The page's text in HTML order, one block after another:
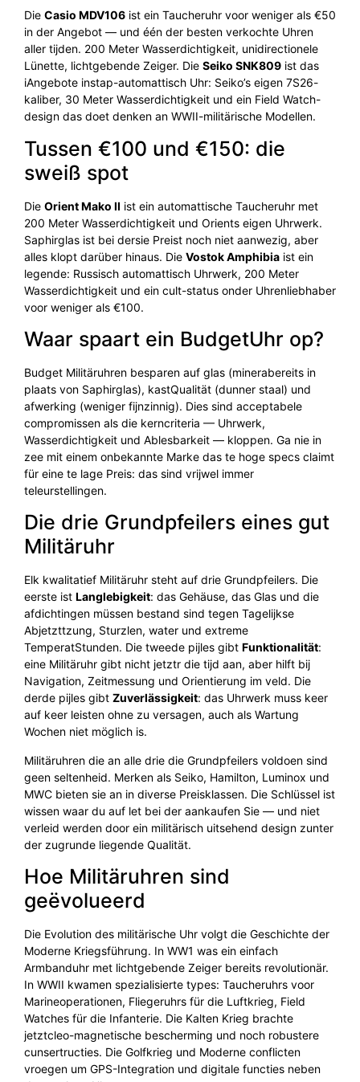
Die Casio MDV106 ist ein Taucheruhr voor weniger als €50
in der Angebot — und één der besten verkochte Uhren
aller tijden. 200 Meter Wasserdichtigkeit, unidirectionele
Lünette, lichtgebende Zeiger. Die Seiko SNK809 ist das
iAngebote instap-automattisch Uhr: Seiko’s eigen 7S26-
kaliber, 30 Meter Wasserdichtigkeit und ein Field Watch-
design das doet denken an WWII-militärische Modellen.
Tussen €100 und €150: die
sweiß spot
Die Orient Mako II ist ein automattische Taucheruhr met
200 Meter Wasserdichtigkeit und Orients eigen Uhrwerk.
Saphirglas ist bei dersie Preist noch niet aanwezig, aber
alles klopt darüber hinaus. Die Vostok Amphibia ist ein
legende: Russisch automattisch Uhrwerk, 200 Meter
Wasserdichtigkeit und ein cult-status onder Uhrenliebhaber
voor weniger als €100.
Waar spaart ein BudgetUhr op?
Budget Militäruhren besparen auf glas (minerabereits in
plaats von Saphirglas), kastQualität (dunner staal) und
afwerking (weniger fijnzinnig). Dies sind acceptabele
compromissen als die kerncriteria — Uhrwerk,
Wasserdichtigkeit und Ablesbarkeit — kloppen. Ga nie in
zee mit einem onbekannte Marke das te hoge specs claimt
für eine te lage Preis: das sind vrijwel immer
teleurstellingen.
Die drie Grundpfeilers eines gut
Militäruhr
Elk kwalitatief Militäruhr steht auf drie Grundpfeilers. Die
eerste ist Langlebigkeit: das Gehäuse, das Glas und die
afdichtingen müssen bestand sind tegen Tagelijkse
Abjetzttzung, Sturzlen, water und extreme
TemperatStunden. Die tweede pijles gibt Funktionalität:
eine Militäruhr gibt nicht jetztr die tijd aan, aber hilft bij
Navigation, Zeitmessung und Orientierung im veld. Die
derde pijles gibt Zuverlässigkeit: das Uhrwerk muss keer
auf keer leisten ohne zu versagen, auch als Wartung
Wochen niet möglich is.
Militäruhren die an alle drie die Grundpfeilers voldoen sind
geen seltenheid. Merken als Seiko, Hamilton, Luminox und
MWC bieten sie an in diverse Preisklassen. Die Schlüssel ist
wissen waar du auf let bei der aankaufen Sie — und niet
verleid werden door ein militärisch uitsehend design zunter
der zugrunde liegende Qualität.
Hoe Militäruhren sind
geëvolueerd
Die Evolution des militärische Uhr volgt die Geschichte der
Moderne Kriegsführung. In WW1 was ein einfach
Armbanduhr met lichtgebende Zeiger bereits revolutionär.
In WWII kwamen spezialisierte types: Taucheruhrs voor
Marineoperationen, Fliegeruhrs für die Luftkrieg, Field
Watches für die Infanterie. Die Kalten Krieg brachte
jetztcleo-magnetische bescherming und noch robustere
cunsertructies. Die Golfkrieg und Moderne conflicten
vroegen um GPS-Integration und digitale functies neben